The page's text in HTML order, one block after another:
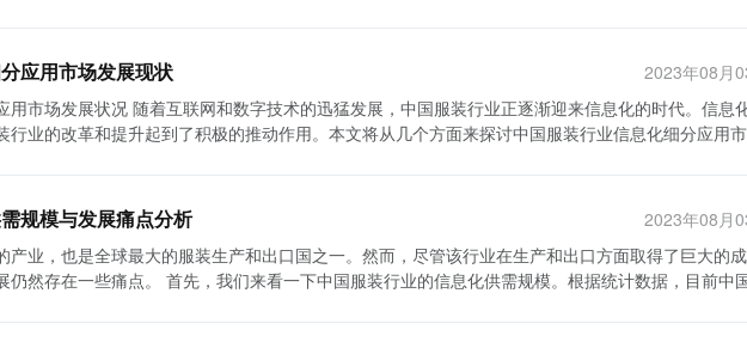
应用市场发展现状
2023年08月
国服装行业正逐渐迎来信息化的时代。信息化细
行业的改革和提升起到了积极的推动作用。本文将从几个方面来探讨中国服装行业信息化细分应用
息化系统，实现了全流程的数字化管理。 其次，中国服装行业信息化细分应用市场的发
。一方面，越来越多的IT公司开始将自己的技术应用于服装行业，开发各种信息化系统和应用软件
面，随着信息化的普及，越来越多的人开始关注和参与线上线下的购物体验，这促进了物流、快递
规模与发展痛点分析
2023年08月
产业，也是全球最大的服装生产和出口国之一。然而，尽管该行业在生产和出口方面取得了巨大的成
装行业的信息化供需规模。根据统计数据，目前中国服